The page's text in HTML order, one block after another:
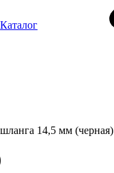
Каталог
14,5 мм (черная)